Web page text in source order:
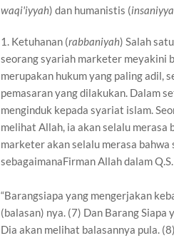
waqi'iyyah) dan humanistis (
1. Ketuhanan (rabbaniyah) Salah
seorang syariah marketer meyakini
merupakan hukum yang paling adil,
pemasaran yang dilakukan. Dalam
menginduk kepada syariat islam.
melihat Allah, ia akan selalu merasa
marketer akan selalu merasa
sebagaimanaFirman Allah dalam
“Barangsiapa yang mengerjakan
(balasan) nya. (7) Dan Barang
Dia akan melihat balasannya pula.